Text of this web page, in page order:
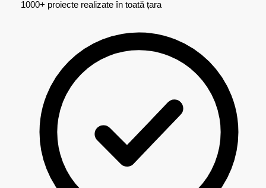
1000+ proiecte realizate în toată țara